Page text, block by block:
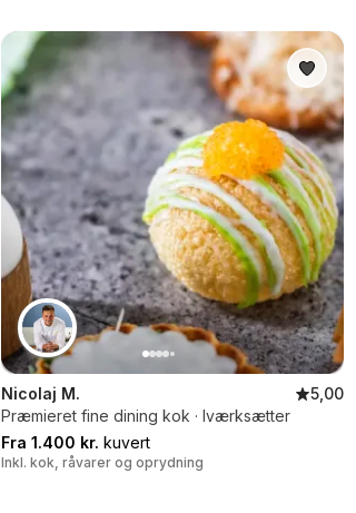
Nicolaj M.
5,00
Præmieret fine dining kok · Iværksætter
Fra 1.400 kr. kuvert
Inkl. kok, råvarer og oprydning